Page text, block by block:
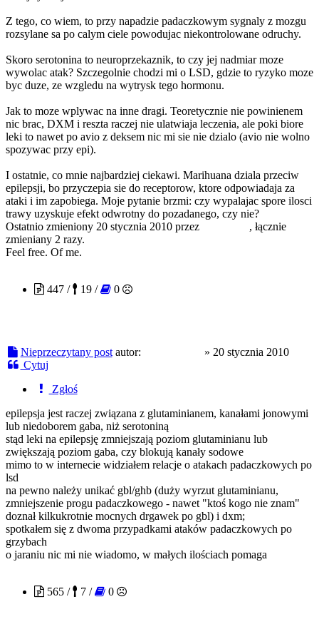
Z tego, co wiem, to przy napadzie padaczkowym sygnaly z mozgu
rozsylane sa po calym ciele powodujac niekontrolowane odruchy.
Skoro serotonina to neuroprzekaznik, to czy jej nadmiar moze
wywolac atak? Szczegolnie chodzi mi o LSD, gdzie to ryzyko moze
byc duze, ze wzgledu na wytrysk tego hormonu.
Jak to moze wplywac na inne dragi. Teoretycznie nie powinienem
nic brac, DXM i reszta raczej nie ulatwiaja leczenia, ale poki biore
leki to nawet po avio z deksem nic mi sie nie dzialo (avio nie wolno
spozywac przy epi).
I ostatnie, co mnie najbardziej ciekawi. Marihuana dziala przeciw
epilepsji, bo przyczepia sie do receptorow, ktore odpowiadaja za
ataki i im zapobiega. Moje pytanie brzmi: czy wypalajac spore ilosci
trawy uzyskuje efekt odwrotny do pozadanego, czy nie?
Ostatnio zmieniony 20 stycznia 2010 przez
, łącznie
zmieniany 2 razy.
Feel free. Of me.
447 /
19 / 0
Nieprzeczytany post autor: » 20 stycznia 2010
Cytuj
Zgłoś
epilepsja jest raczej związana z glutaminianem, kanałami jonowymi
lub niedoborem gaba, niż serotoniną
stąd leki na epilepsję zmniejszają poziom glutaminianu lub
zwiększają poziom gaba, czy blokują kanały sodowe
mimo to w internecie widziałem relacje o atakach padaczkowych po
lsd
na pewno należy unikać gbl/ghb (duży wyrzut glutaminianu,
zmniejszenie progu padaczkowego - nawet "ktoś kogo nie znam"
doznał kilkukrotnie mocnych drgawek po gbl) i dxm;
spotkałem się z dwoma przypadkami ataków padaczkowych po
grzybach
o jaraniu nic mi nie wiadomo, w małych ilościach pomaga
565 /
7 / 0